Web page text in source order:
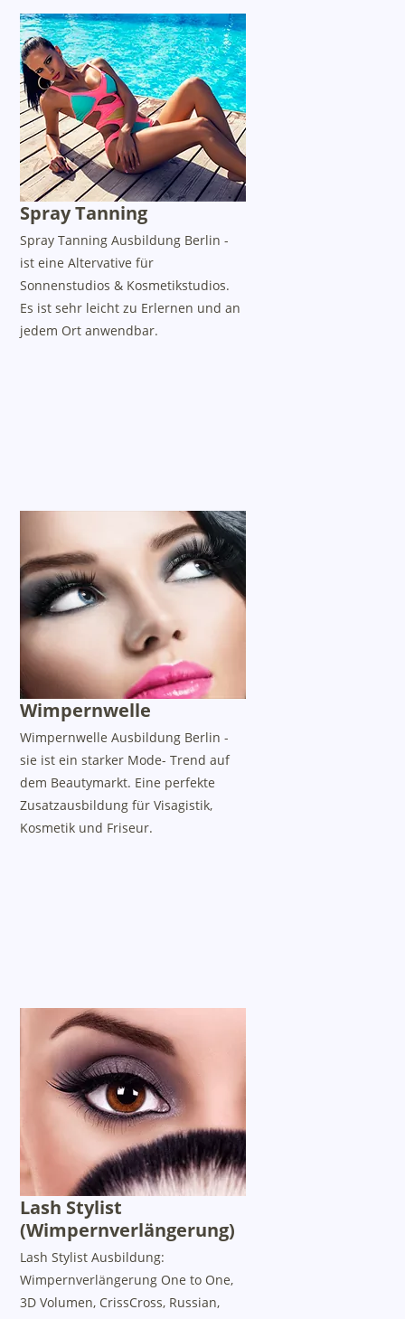
Spray Tanning
Spray Tanning Ausbildung Berlin -
ist eine Altervative für
Sonnenstudios & Kosmetikstudios.
Es ist sehr leicht zu Erlernen und an
jedem Ort anwendbar.
Wimpernwelle
Wimpernwelle Ausbildung Berlin -
sie ist ein starker Mode- Trend auf
dem Beautymarkt. Eine perfekte
Zusatzausbildung für Visagistik,
Kosmetik und Friseur.
Lash Stylist
(Wimpernverlängerung)
Lash Stylist Ausbildung:
Wimpernverlängerung One to One,
3D Volumen, CrissCross, Russian,